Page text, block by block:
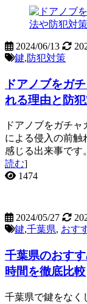
2024/06/13
鍵,防犯対策
ドアノブをガ
れる理由と防
ドアノブをガチ
による侵入の前触
感じる出来事で
読む]
1474
2024/05/27
鍵,千葉県, おす
千葉県のおす
時間を徹底比較
千葉県で鍵をなく